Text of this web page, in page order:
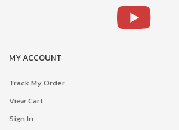
MY ACCOUNT
Track My Order
View Cart
Sign In